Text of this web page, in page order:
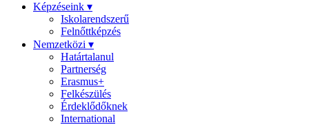
Képzéseink ▾
Iskolarendszerű
Felnőttképzés
Nemzetközi ▾
Határtalanul
Partnerség
Erasmus+
Felkészülés
Érdeklődőknek
International